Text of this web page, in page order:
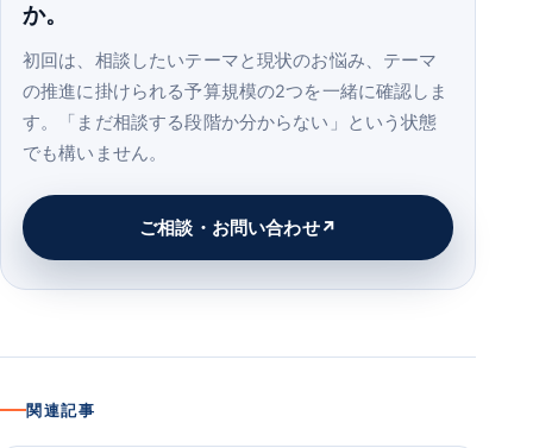
か。
初回は、相談したいテーマと現状のお悩み、テーマ
の推進に掛けられる予算規模の2つを一緒に確認しま
す。「まだ相談する段階か分からない」という状態
でも構いません。
ご相談・お問い合わせ
関連記事